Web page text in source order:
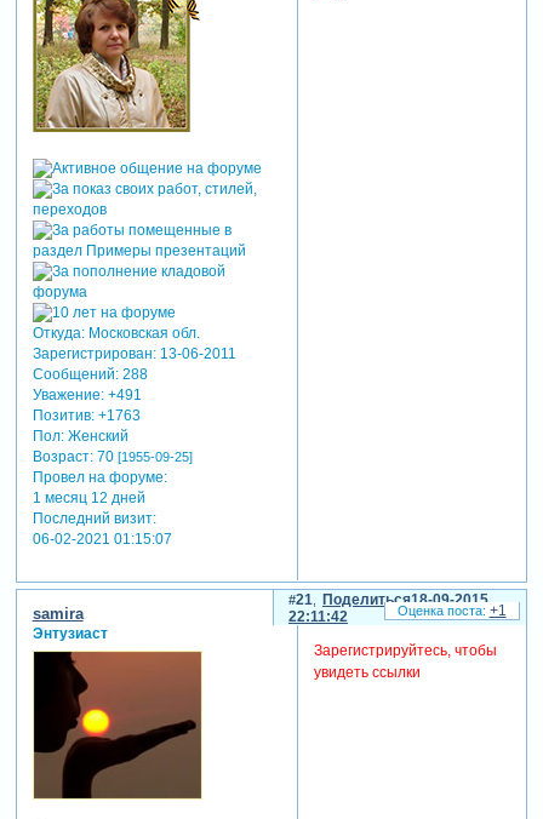
Откуда:Московская обл.
Зарегистрирован: 13-06-2011
Сообщений:288
Уважение: +491
Позитив: +1763
Пол:Женский
Возраст:70 [1955-09-25]
Провел на форуме:
1 месяц 12 дней
Последний визит:
06-02-2021 01:15:07
Поделиться
21
18-09-2015
22:11:42
samira
Энтузиаст
Зарегистрируйтесь, чтобы
увидеть ссылки
+1